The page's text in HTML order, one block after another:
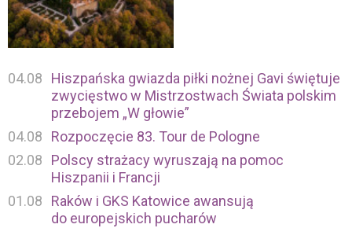
04.08
Hiszpańska gwiazda piłki nożnej Gavi świętuje
zwycięstwo w Mistrzostwach Świata polskim
przebojem „W głowie”
04.08
Rozpoczęcie 83. Tour de Pologne
02.08
Polscy strażacy wyruszają na pomoc
Hiszpanii i Francji
01.08
Raków i GKS Katowice awansują
do europejskich pucharów